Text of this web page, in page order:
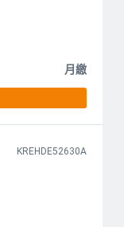
月繳
KREHDE52630A